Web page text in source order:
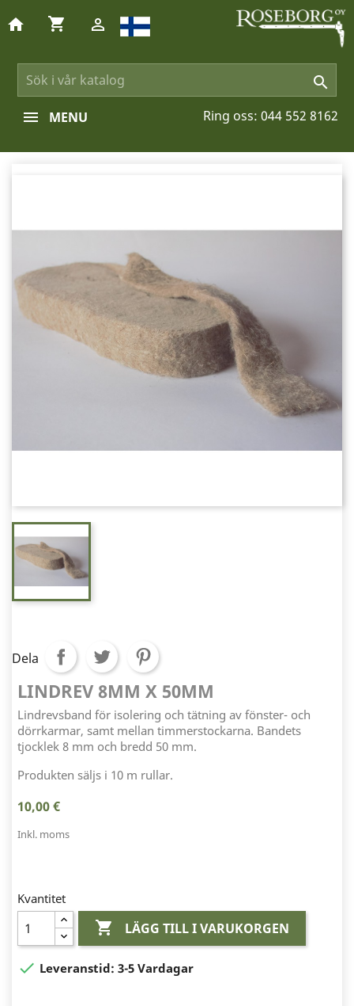

home shopping_cart 
Ring oss: 044 552 8162
MENU
Dela
LINDREV 8MM X 50MM
Lindrevsband för isolering och tätning av fönster- och
dörrkarmar, samt mellan timmerstockarna. Bandets
tjocklek 8 mm och bredd 50 mm.
Produkten säljs i 10 m rullar.
10,00 €
Inkl. moms
Kvantitet
 LÄGG TILL I VARUKORGEN
 Leveranstid: 3-5 Vardagar